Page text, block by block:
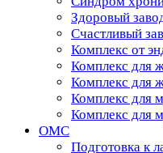
Здоровый
Счастливый
Комплекс от
Комплекс для
Комплекс для
Комплекс для
Комплекс для
ОМС
Подготовка к